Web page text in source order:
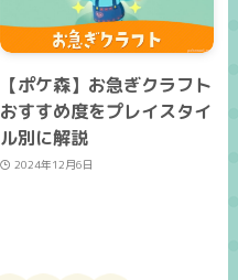
【ポケ森】お急ぎクラフト
おすすめ度をプレイスタイ
ル別に解説
2024年12月6日